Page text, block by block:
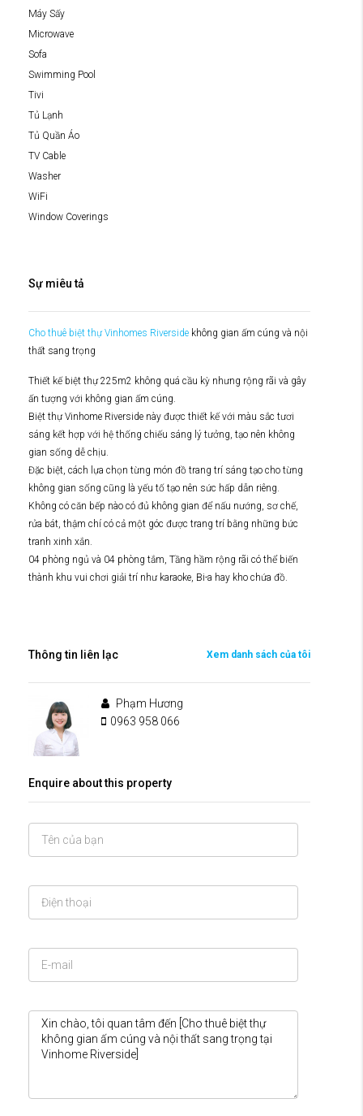
Máy Sấy
Microwave
Sofa
Swimming Pool
Tivi
Tủ Lạnh
Tủ Quần Áo
TV Cable
Washer
WiFi
Window Coverings
Sự miêu tả
Cho thuê biệt thự Vinhomes Riverside không gian ấm cúng và nội
thất sang trọng
Thiết kế biệt thự 225m2 không quá cầu kỳ nhưng rộng rãi và gây
ấn tượng với không gian ấm cúng.
Biệt thự Vinhome Riverside này được thiết kế với màu sắc tươi
sáng kết hợp với hệ thống chiếu sáng lý tưởng, tạo nên không
gian sống dễ chịu.
Đặc biệt, cách lựa chọn từng món đồ trang trí sáng tạo cho từng
không gian sống cũng là yếu tố tạo nên sức hấp dẫn riêng.
Không có căn bếp nào có đủ không gian để nấu nướng, sơ chế,
rửa bát, thậm chí có cả một góc được trang trí bằng những bức
tranh xinh xắn.
04 phòng ngủ và 04 phòng tắm, Tầng hầm rộng rãi có thể biến
thành khu vui chơi giải trí như karaoke, Bi-a hay kho chứa đồ.
Thông tin liên lạc Xem danh sách của tôi
Phạm Hương
0963 958 066
Enquire about this property